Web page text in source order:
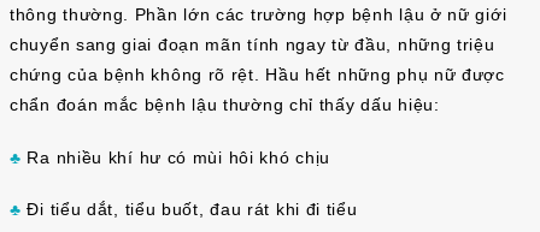
thông thường. Phần lớn các trường hợp bệnh lậu ở nữ giới
chuyển sang giai đoạn mãn tính ngay từ đầu, những triệu
chứng của bệnh không rõ rệt. Hầu hết những phụ nữ được
chẩn đoán mắc bệnh lậu thường chỉ thấy dấu hiệu:
♣ Ra nhiều khí hư có mùi hôi khó chịu
♣ Đi tiểu dắt, tiểu buốt, đau rát khi đi tiểu